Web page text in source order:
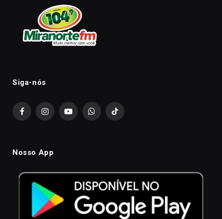
Siga-nós
FacebookInstagramYouTubeWhatsAppTikTok
Nosso App